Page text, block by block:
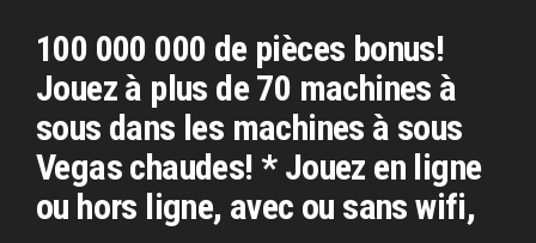
100 000 000 de pièces bonus!
Jouez à plus de 70 machines à
sous dans les machines à sous
Vegas chaudes! * Jouez en ligne
ou hors ligne, avec ou sans wifi,